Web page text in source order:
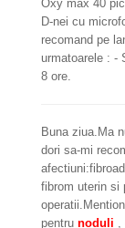
Oxy max 40
D-nei cu
recomand pe
urmatoarele : -
8 ore.
Buna ziua.Ma
dori sa-mi
fibrom uterin si
pentru noduli ,